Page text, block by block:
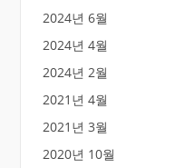
2024년 6월
2024년 4월
2024년 2월
2021년 4월
2021년 3월
2020년 10월